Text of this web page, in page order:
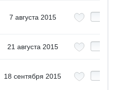
7 августа 2015
21 августа 2015
18 сентября 2015